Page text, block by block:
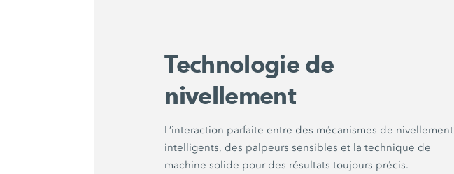
Technologie de
nivellement
L’interaction parfaite entre des mécanismes de nivellement
intelligents, des palpeurs sensibles et la technique de
machine solide pour des résultats toujours précis.